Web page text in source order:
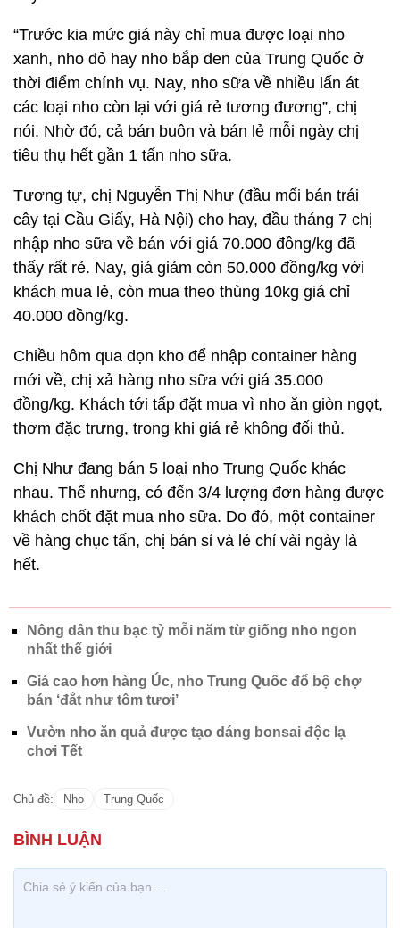
“Trước kia mức giá này chỉ mua được loại nho
xanh, nho đỏ hay nho bắp đen của Trung Quốc ở
thời điểm chính vụ. Nay, nho sữa về nhiều lấn át
các loại nho còn lại với giá rẻ tương đương”, chị
nói. Nhờ đó, cả bán buôn và bán lẻ mỗi ngày chị
tiêu thụ hết gần 1 tấn nho sữa.
Tương tự, chị Nguyễn Thị Như (đầu mối bán trái
cây tại Cầu Giấy, Hà Nội) cho hay, đầu tháng 7 chị
nhập nho sữa về bán với giá 70.000 đồng/kg đã
thấy rất rẻ. Nay, giá giảm còn 50.000 đồng/kg với
khách mua lẻ, còn mua theo thùng 10kg giá chỉ
40.000 đồng/kg.
Chiều hôm qua dọn kho để nhập container hàng
mới về, chị xả hàng nho sữa với giá 35.000
đồng/kg. Khách tới tấp đặt mua vì nho ăn giòn ngọt,
thơm đặc trưng, trong khi giá rẻ không đối thủ.
Chị Như đang bán 5 loại nho Trung Quốc khác
nhau. Thế nhưng, có đến 3/4 lượng đơn hàng được
khách chốt đặt mua nho sữa. Do đó, một container
về hàng chục tấn, chị bán sỉ và lẻ chỉ vài ngày là
hết.
Nông dân thu bạc tỷ mỗi năm từ giống nho ngon
nhất thế giới
Giá cao hơn hàng Úc, nho Trung Quốc đổ bộ chợ
bán ‘đắt như tôm tươi’
Vườn nho ăn quả được tạo dáng bonsai độc lạ
chơi Tết
Chủ đề: Nho Trung Quốc